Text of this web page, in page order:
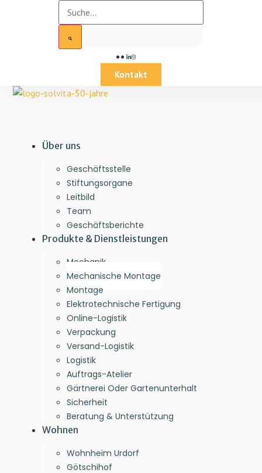
Kontakt
Über uns
Geschäftsstelle
Stiftungsorgane
Leitbild
Team
Geschäftsberichte
Produkte & Dienstleistungen
Mechanik
Mechanische Montage
Montage
Elektrotechnische Fertigung
Online-Logistik
Verpackung
Versand-Logistik
Logistik
Auftrags-Atelier
Gärtnerei Oder Gartenunterhalt
Sicherheit
Beratung & Unterstützung
Wohnen
Wohnheim Urdorf
Götschihof